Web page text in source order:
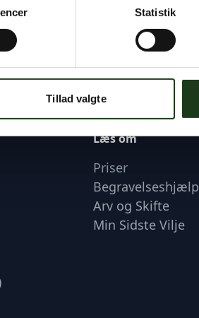
Statistik
Tillad valgte
Urne - Lyserød
995 kr.
Læs om
Priser
Begravelseshjælp
Arv og Skifte
Min Sidste Vilje